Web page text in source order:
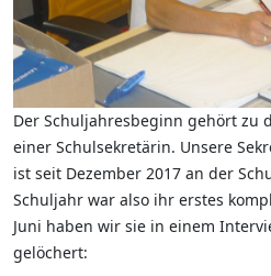
Der Schuljahresbeginn gehört zu
einer Schulsekretärin. Unsere
ist seit Dezember 2017 an der
Schuljahr war also ihr erstes
Juni haben wir sie in einem
gelöchert: